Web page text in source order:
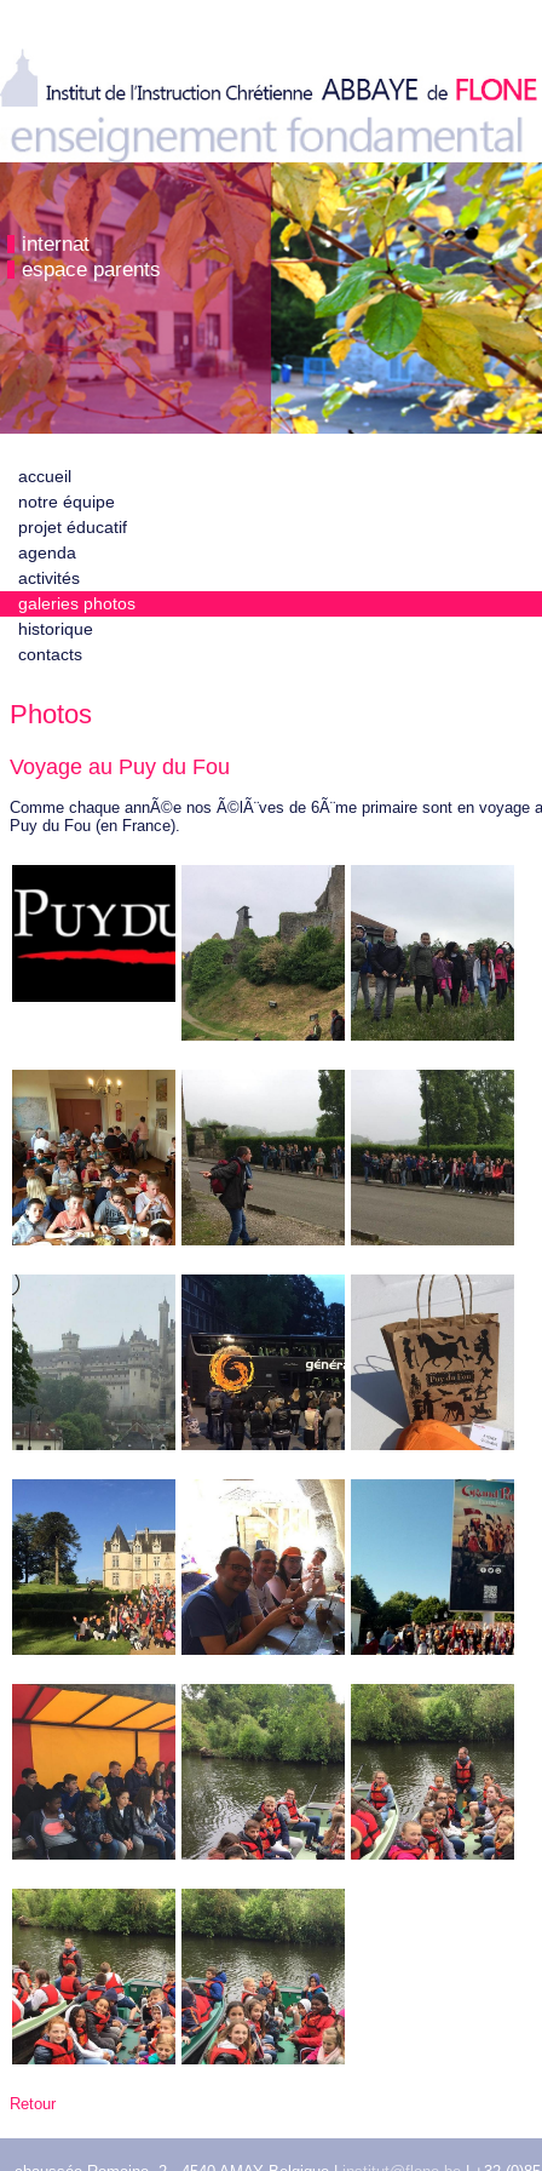
internat
espace parents
accueil
notre équipe
projet éducatif
agenda
activités
galeries photos
historique
contacts
Photos
Voyage au Puy du Fou
Comme chaque annÃ©e nos Ã©lÃ¨ves de 6Ã¨me primaire sont en voyage
Puy du Fou (en France).
Retour